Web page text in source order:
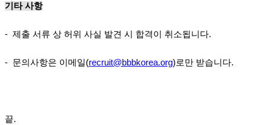
기타 사항
- 제출 서류 상 허위 사실 발견 시 합격이 취소됩니다.
- 문의사항은 이메일(recruit@bbbkorea.org)로만 받습니다.
끝.​